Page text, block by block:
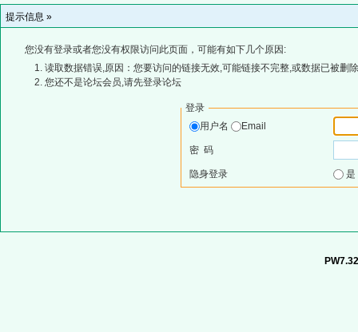
提示信息 »
您没有登录或者您没有权限访问此页面，可能有如下几个原因:
读取数据错误,原因：您要访问的链接无效,可能链接不完整,或数据已被删
您还不是论坛会员,请先登录论坛
登录
用户名
Email
密 码
隐身登录